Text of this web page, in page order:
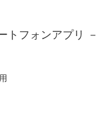
トフォンアプリ －